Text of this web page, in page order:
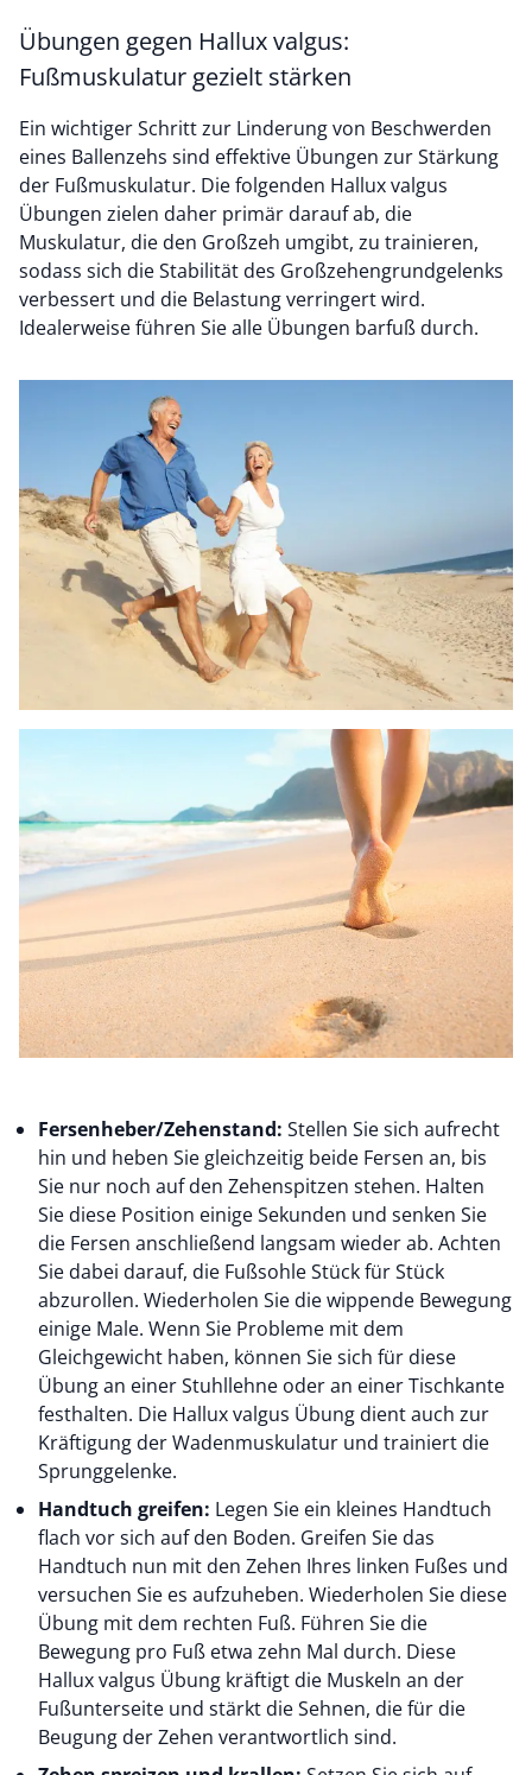
Übungen gegen Hallux valgus:
Fußmuskulatur gezielt stärken
Ein wichtiger Schritt zur Linderung von Beschwerden
eines Ballenzehs sind effektive Übungen zur Stärkung
der Fußmuskulatur. Die folgenden Hallux valgus
Übungen zielen daher primär darauf ab, die
Muskulatur, die den Großzeh umgibt, zu trainieren,
sodass sich die Stabilität des Großzehengrundgelenks
verbessert und die Belastung verringert wird.
Idealerweise führen Sie alle Übungen barfuß durch.
Fersenheber/Zehenstand: Stellen Sie sich aufrecht
hin und heben Sie gleichzeitig beide Fersen an, bis
Sie nur noch auf den Zehenspitzen stehen. Halten
Sie diese Position einige Sekunden und senken Sie
die Fersen anschließend langsam wieder ab. Achten
Sie dabei darauf, die Fußsohle Stück für Stück
abzurollen. Wiederholen Sie die wippende Bewegung
einige Male. Wenn Sie Probleme mit dem
Gleichgewicht haben, können Sie sich für diese
Übung an einer Stuhllehne oder an einer Tischkante
festhalten. Die Hallux valgus Übung dient auch zur
Kräftigung der Wadenmuskulatur und trainiert die
Sprunggelenke.
Handtuch greifen: Legen Sie ein kleines Handtuch
flach vor sich auf den Boden. Greifen Sie das
Handtuch nun mit den Zehen Ihres linken Fußes und
versuchen Sie es aufzuheben. Wiederholen Sie diese
Übung mit dem rechten Fuß. Führen Sie die
Bewegung pro Fuß etwa zehn Mal durch. Diese
Hallux valgus Übung kräftigt die Muskeln an der
Fußunterseite und stärkt die Sehnen, die für die
Beugung der Zehen verantwortlich sind.